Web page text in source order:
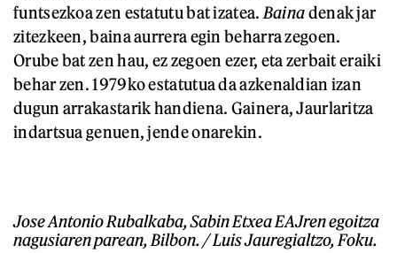
funtsezkoa zen estatutu bat izatea. Bainadenak jar
zitezkeen, baina aurrera egin beharra zegoen.
Orube bat zen hau, ez zegoen ezer, eta zerbait eraiki
behar zen. 1979ko estatutua da azkenaldian izan
dugun arrakastarik handiena. Gainera, Jaurlaritza
indartsua genuen, jende onarekin.
Jose Antonio Rubalkaba, Sabin Etxea EAJren egoitza
nagusiaren parean, Bilbon. / Luis Jauregialtzo, Foku.